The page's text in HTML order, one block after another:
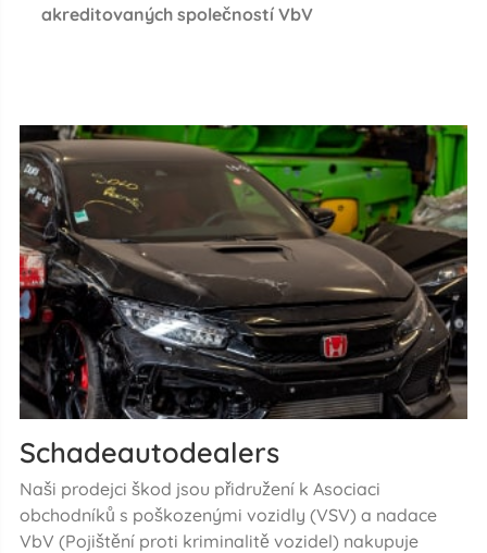
akreditovaných společností VbV
Schadeautodealers
Naši prodejci škod jsou přidružení k Asociaci
obchodníků s poškozenými vozidly (VSV) a nadace
VbV (Pojištění proti kriminalitě vozidel) nakupuje